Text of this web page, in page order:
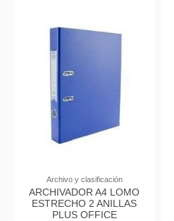
Archivo y clasificación
ARCHIVADOR A4 LOMO
ESTRECHO 2 ANILLAS
PLUS OFFICE